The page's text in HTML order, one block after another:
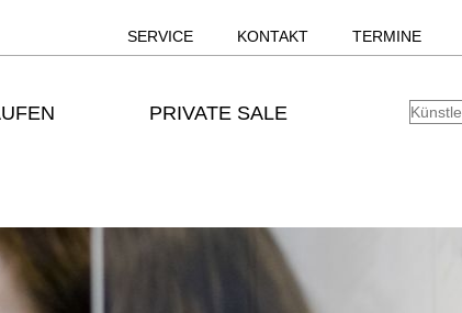
SERVICE KONTAKT TERMINE
PRIVATE SALE